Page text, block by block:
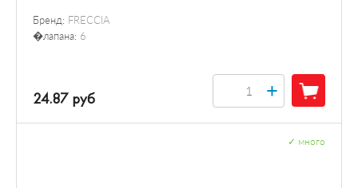
Бренд: FRECCIA
�лапана: 6
24.87 руб +
много